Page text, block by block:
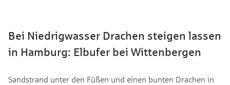
Bei Niedrigwasser Drachen steigen lassen
in Hamburg: Elbufer bei Wittenbergen
Sandstrand unter den Füßen und einen bunten Drachen in